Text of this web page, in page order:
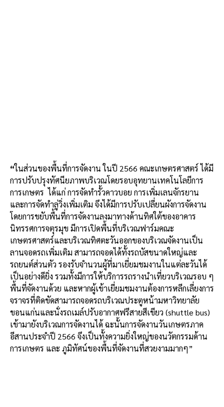
“ในส่วนของพื้นที่การจัดงาน ในปี 2566 คณะเกษตรศาสตร์ ได้มี
การปรับปรุงทัศนียภาพบริเวณโดยรอบอุทยานเทคโนโลยีการ
การเกษตร ได้แก่ การจัดทำรั้วคาวบอย การเพิ่มเลนจักรยาน
และการจัดทำลู่วิ่งเพิ่มเติม จึงได้มีการปรับเปลี่ยนผังการจัดงาน
โดยการขยับพื้นที่การจัดงานลงมาทางด้านทิศใต้ของอาคาร
นิทรรศการจตุรมุข มีการเปิดพื้นที่บริเวณฟาร์มคณะ
เกษตรศาสตร์และบริเวณทิศตะวันออกของบริเวณจัดงานเป็น
ลานจอดรถเพิ่มเติม สามารถจอดได้ทั้งรถบัสขนาดใหญ่และ
รถยนต์ส่วนตัว รองรับจำนวนผู้ที่มาเยี่ยมชมงานในแต่ละวันได้
เป็นอย่างดียิ่ง รวมทั้งมีการให้บริการรถรางนำเที่ยวบริเวณรอบ ๆ
พื้นที่จัดงานด้วย และหากผู้เข้าเยี่ยมชมงานต้องการหลีกเลี่ยงการ
จราจรที่ติดขัดสามารถจอดรถบริเวณประตูหน้ามหาวิทยาลัย
ขอนแก่นและนั่งรถเมล์ปรับอากาศฟรีสายสีเขียว (shuttle bus)
เข้ามายังบริเวณการจัดงานได้ ฉะนั้นการจัดงานวันเกษตรภาค
อีสานประจำปี 2566 จึงเป็นทั้งความยิ่งใหญ่ของนวัตกรรมด้าน
การเกษตร และ ภูมิทัศน์ของพื้นที่จัดงานที่สวยงามมากๆ”